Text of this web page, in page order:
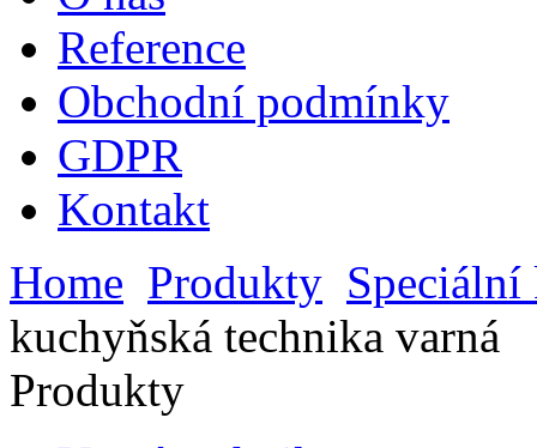
Reference
Obchodní podmínky
GDPR
Kontakt
Home Produkty Speciální
kuchyňská technika varná
Produkty